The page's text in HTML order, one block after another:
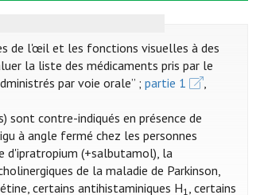
de l'œil et les fonctions visuelles à des
la liste des médicaments pris par le
par voie orale” ;partie 1
,
sont contre-indiqués en présence de
à angle fermé chez les personnes
d'ipratropium (+salbutamol), la
de la maladie de Parkinson,
certains antihistaminiques H1, certains